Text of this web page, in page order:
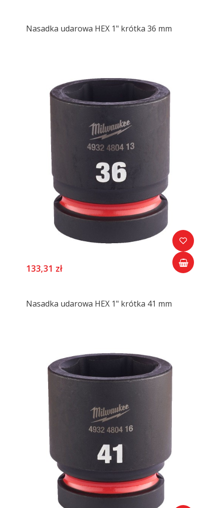
Nasadka udarowa HEX 1" krótka 36 mm
133,31 zł
Nasadka udarowa HEX 1" krótka 41 mm